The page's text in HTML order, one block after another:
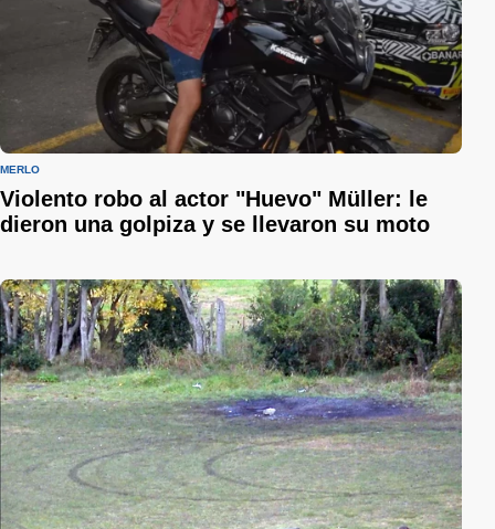
MERLO
Violento robo al actor "Huevo" Müller: le
dieron una golpiza y se llevaron su moto